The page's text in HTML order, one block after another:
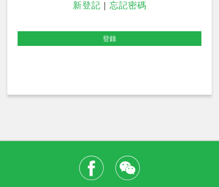
新登記 忘記密碼